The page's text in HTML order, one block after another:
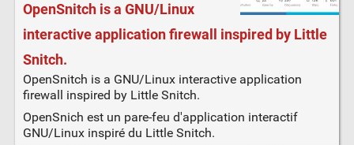
OpenSnitch is a GNU/Linux
interactive application firewall inspired by Little
Snitch.
OpenSnitch is a GNU/Linux interactive application
firewall inspired by Little Snitch.
OpenSnich est un pare-feu d'application interactif
GNU/Linux inspiré du Little Snitch.